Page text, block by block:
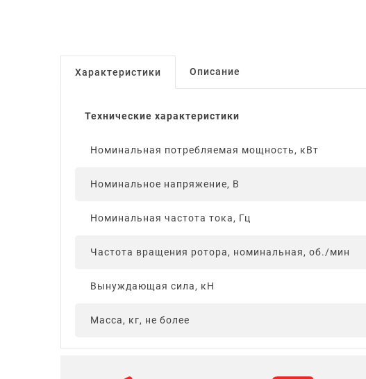
Характеристики Описание
Технические характеристики
Номинальная потребляемая мощность, кВт
Номинальное напряжение, В
Номинальная частота тока, Гц
Частота вращения ротора, номинальная, об./мин
Вынуждающая сила, кН
Масса, кг, не более